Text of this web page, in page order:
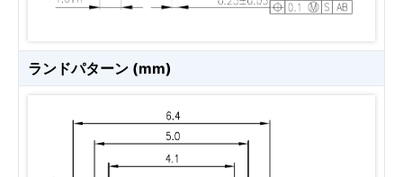
ランドパターン (mm)